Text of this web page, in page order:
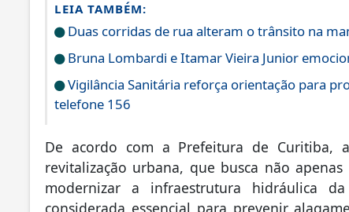
LEIA TAMBÉM:
Duas corridas de rua alteram o trânsito na
Bruna Lombardi e Itamar Vieira Junior
Vigilância Sanitária reforça orientação para
telefone 156
De acordo com a Prefeitura de
revitalização urbana, que busca não
modernizar a infraestrutura hidráulica
considerada essencial para prevenir